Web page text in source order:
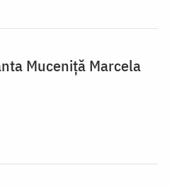
Muceniță Marcela